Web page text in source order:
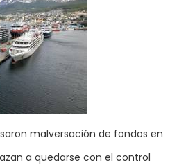
malversación de fondos en
a quedarse con el control